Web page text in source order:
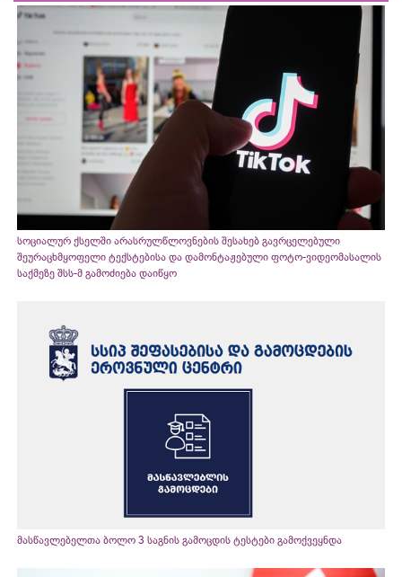
სოციალურ ქსელში არასრულწლოვნების შესახებ გავრცელებული
შეურაცხმყოფელი ტექსტებისა და დამონტაჟებული ფოტო-ვიდეომასალის
საქმეზე შსს-მ გამოძიება დაიწყო
მასწავლებელთა ბოლო 3 საგნის გამოცდის ტესტები გამოქვეყნდა